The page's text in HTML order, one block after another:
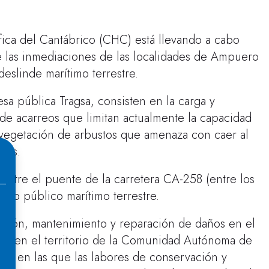
del Cantábrico (CHC) está llevando a cabo
inmediaciones de las localidades de Ampuero
marítimo terrestre.
pública Tragsa, consisten en la carga y
acarreos que limitan actualmente la capacidad
de arbustos que amenaza con caer al
el puente de la carretera CA-258 (entre los
público marítimo terrestre.
mantenimiento y reparación de daños en el
en el territorio de la Comunidad Autónoma de
en las que las labores de conservación y